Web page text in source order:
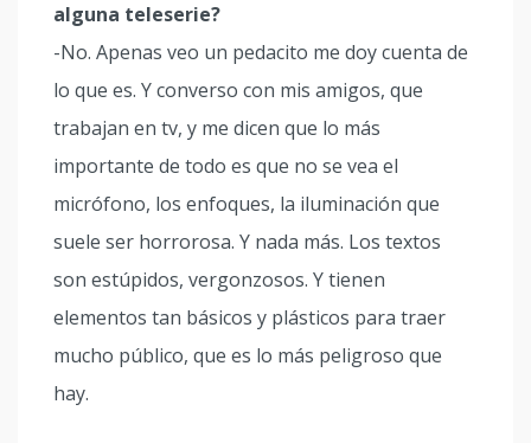
alguna teleserie?
-No. Apenas veo un pedacito me doy cuenta de
lo que es. Y converso con mis amigos, que
trabajan en tv, y me dicen que lo más
importante de todo es que no se vea el
micrófono, los enfoques, la iluminación que
suele ser horrorosa. Y nada más. Los textos
son estúpidos, vergonzosos. Y tienen
elementos tan básicos y plásticos para traer
mucho público, que es lo más peligroso que
hay.